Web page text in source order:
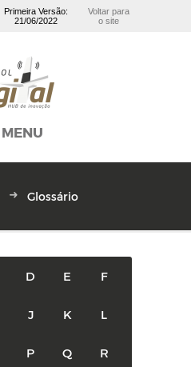
Primeira Versão:
21/06/2022
Voltar para
o site
MENU
Glossário
D E F
J K L
P Q R